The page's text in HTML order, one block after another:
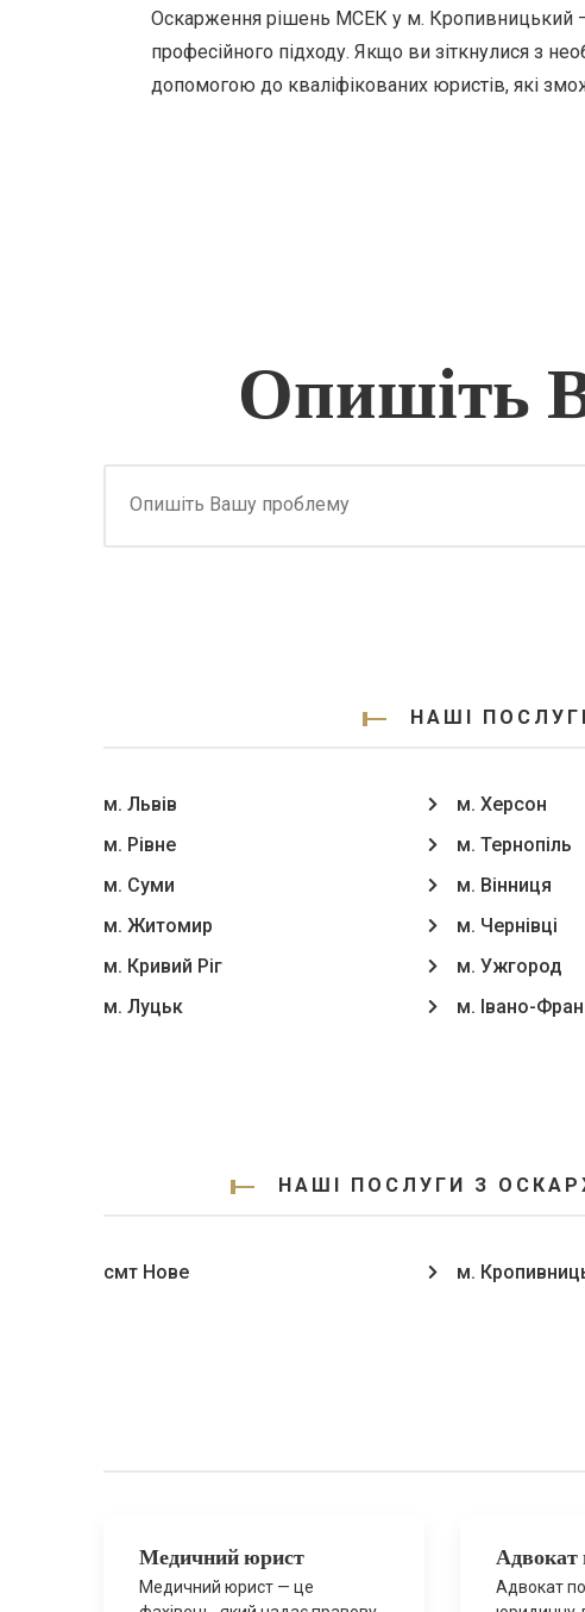
Оскарження рішень МСЕК у м. Кропивницький
професійного підходу. Якщо ви зіткнулися з
допомогою до кваліфікованих юристів, які
Опишіть
НАШІ
м. Львів
м. Рівне
м. Суми
м. Житомир
м. Кривий Ріг
м. Луцьк
м. Херсон
м. Тернопіль
м. Вінниця
м. Чернівці
м. Ужгород
м. Івано-
НАШІ ПОСЛУГИ З
смт Нове м.
Медичний юрист
Медичний юрист — це
Адвокат
Адвокат по